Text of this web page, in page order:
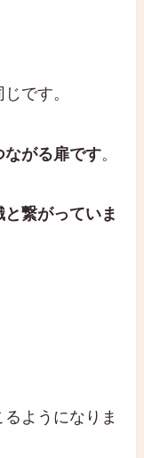
です。
ながる扉です。
繋がっていま
ようになりま